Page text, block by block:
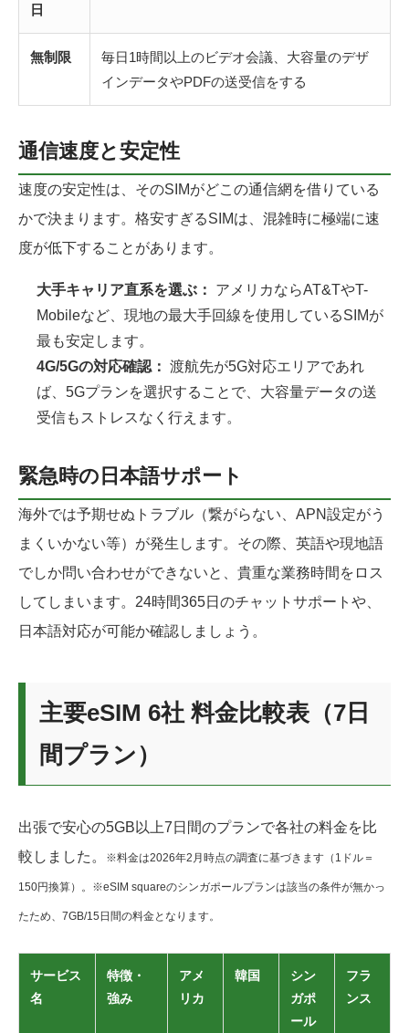
日
無制限
毎日1時間以上のビデオ会議、大容量のデザ
インデータやPDFの送受信をする
通信速度と安定性
速度の安定性は、そのSIMがどこの通信網を借りている
かで決まります。格安すぎるSIMは、混雑時に極端に速
度が低下することがあります。
大手キャリア直系を選ぶ：
アメリカならAT&TやT-
Mobileなど、現地の最大手回線を使用しているSIMが
最も安定します。
4G/5Gの対応確認： 渡航先が5G対応エリアであれ
ば、5Gプランを選択することで、大容量データの送
受信もストレスなく行えます。
緊急時の日本語サポート
海外では予期せぬトラブル（繋がらない、APN設定がう
まくいかない等）が発生します。その際、英語や現地語
でしか問い合わせができないと、貴重な業務時間をロス
してしまいます。24時間365日のチャットサポートや、
日本語対応が可能か確認しましょう。
主要eSIM 6社 料金比較表（7日
間プラン）
出張で安心の5GB以上7日間のプランで各社の料金を比
較しました。
※料金は2026年2月時点の調査に基づきます（1ドル＝
150円換算）。※eSIM squareのシンガポールプランは該当の条件が無かっ
たため、7GB/15日間の料金となります。
サービス
名
特徴・
強み
アメ
リカ
韓国
シン
ガポ
ール
フラ
ンス